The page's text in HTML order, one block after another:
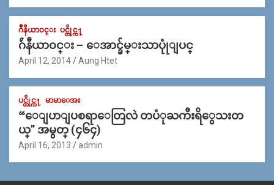
ဂ်ဳနီယာ၀င္း ပင္တိုင္က႑
ဂ်ဴနီယာ၀င္း – ေအာင္ခ်မ္းသာပုုံျပင္
April 12, 2014 Aung Htet
ပင္တိုင္က႑ မာမာေအး
“ေျပာျပစရာေတြလဲ တပံုႀကီးရိွေသးတ
ယ္” အမွတ္ (၄၆၄)
April 16, 2013 admin